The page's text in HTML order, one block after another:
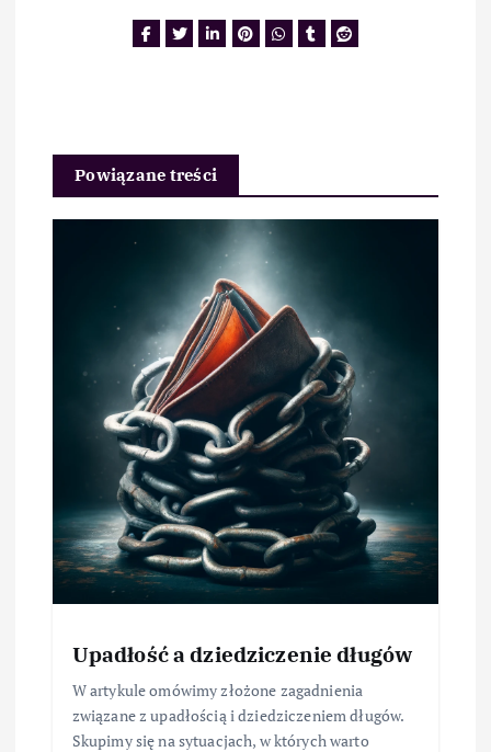
Powiązane treści
Upadłość a dziedziczenie długów
W artykule omówimy złożone zagadnienia
związane z upadłością i dziedziczeniem długów.
Skupimy się na sytuacjach, w których warto